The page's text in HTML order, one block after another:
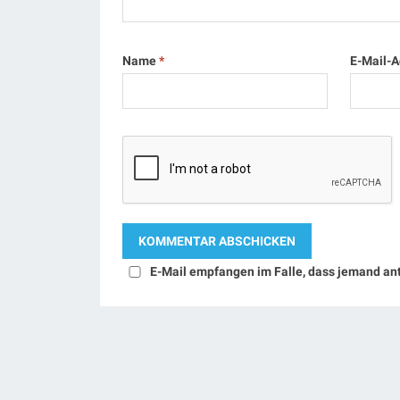
Name* E-Mail-
E-Mail empfangen im Falle, dass jemand